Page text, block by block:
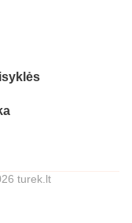
turek.lt